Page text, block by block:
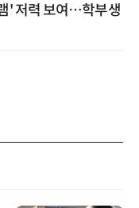
' 저력 보여…학부생